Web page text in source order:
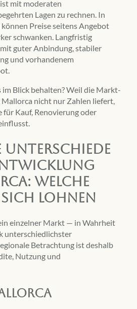
mit moderaten
Lagen zu rechnen. In
Preise seitens Angebot
schwanken. Langfristig
guter Anbindung, stabiler
und vorhandenem
im Blick behalten? Weil die Markt-
nicht nur Zahlen liefert,
für Kauf, Renovierung oder
Unterschiede
Welche
sich lohnen
einzelner Markt — in Wahrheit
unterschiedlichster
Betrachtung ist deshalb
Nutzung und